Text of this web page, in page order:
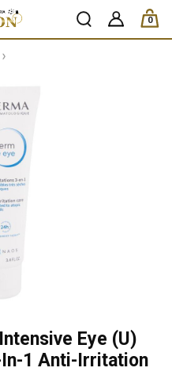
0
ks /
Eye (U)
1 Anti-Irritation